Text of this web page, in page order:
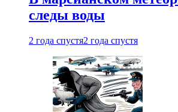
следы воды
2 года спустя2 года спустя